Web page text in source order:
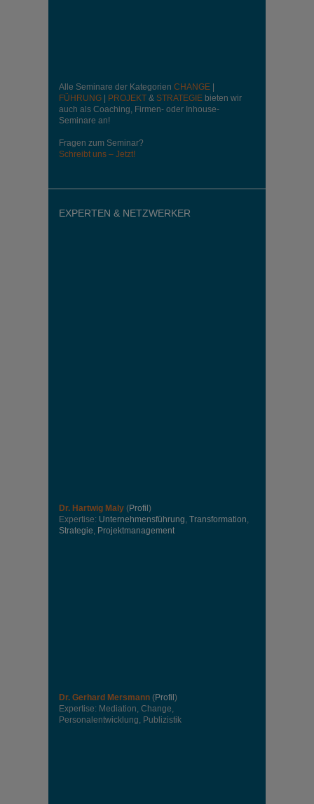
Alle Seminare der Kategorien CHANGE
FÜHRUNG
PROJEKT & STRATEGIE bieten wir
auch als Coaching, Firmen- oder Inhouse-
Seminare an!
Fragen zum Seminar?
Schreibt uns – Jetzt!
EXPERTEN & NETZWERKER
Dr. Hartwig Maly (Profil )
Expertise: Unternehmensführung, Transformation,
Strategie, Projektmanagement
Dr. Gerhard Mersmann (Profil )
Expertise: Mediation, Change,
Personalentwicklung, Publizistik